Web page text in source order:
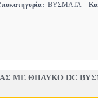
ΒΥΣΜΑΤΑ
ΜΕ ΘΗΛΥΚΟ DC